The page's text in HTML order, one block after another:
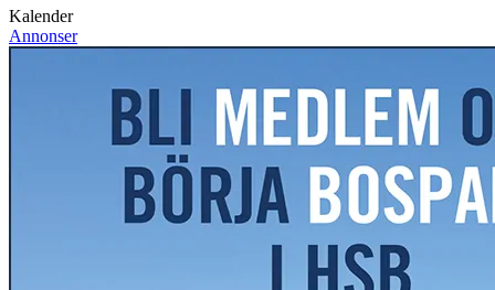
Kalender
Annonser